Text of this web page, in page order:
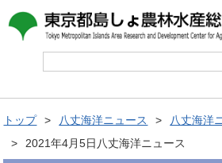
トップ 八丈海洋ニュース
八丈海洋
2021年4月5日八丈海洋ニュース